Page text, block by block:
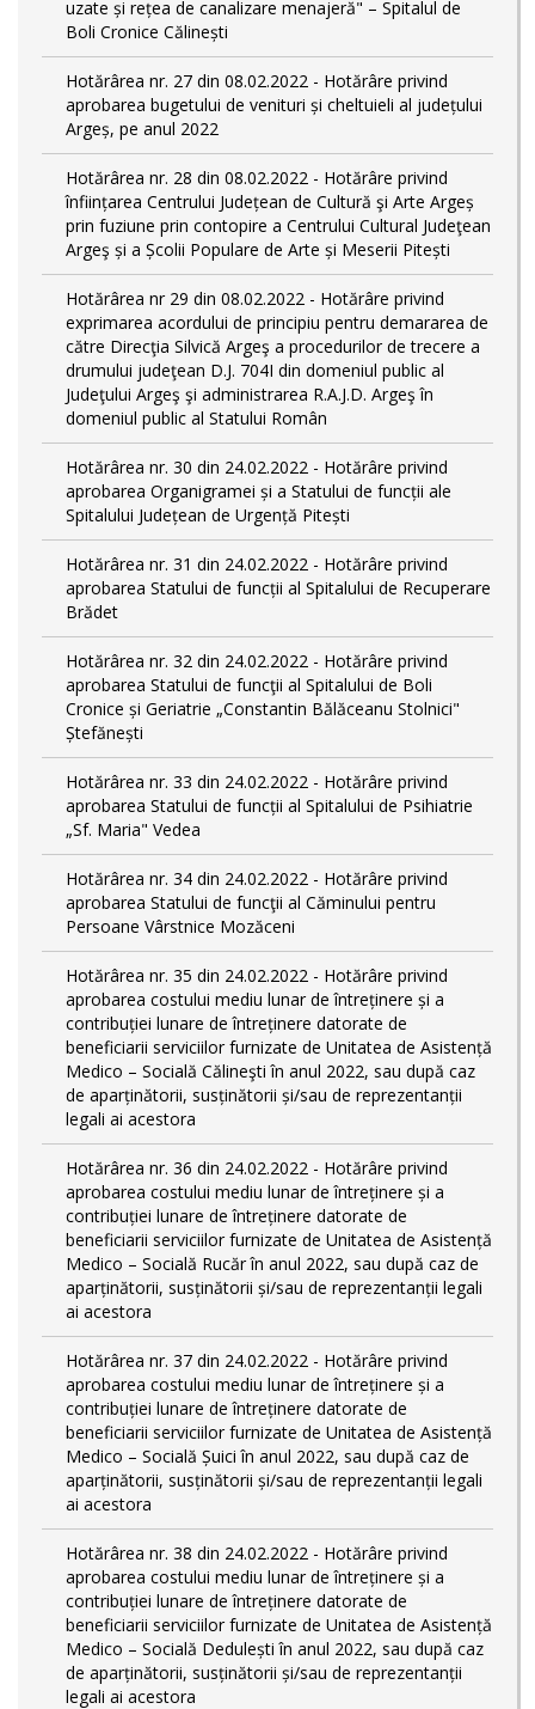
uzate și rețea de canalizare menajeră" – Spitalul de
Boli Cronice Călinești
Hotărârea nr. 27 din 08.02.2022 - Hotărâre privind
aprobarea bugetului de venituri și cheltuieli al județului
Argeș, pe anul 2022
Hotărârea nr. 28 din 08.02.2022 - Hotărâre privind
înființarea Centrului Județean de Cultură şi Arte Argeș
prin fuziune prin contopire a Centrului Cultural Judeţean
Argeş și a Școlii Populare de Arte și Meserii Pitești
Hotărârea nr 29 din 08.02.2022 - Hotărâre privind
exprimarea acordului de principiu pentru demararea de
către Direcţia Silvică Argeş a procedurilor de trecere a
drumului judeţean D.J. 704I din domeniul public al
Judeţului Argeş şi administrarea R.A.J.D. Argeş în
domeniul public al Statului Român
Hotărârea nr. 30 din 24.02.2022 - Hotărâre privind
aprobarea Organigramei și a Statului de funcții ale
Spitalului Județean de Urgență Pitești
Hotărârea nr. 31 din 24.02.2022 - Hotărâre privind
aprobarea Statului de funcții al Spitalului de Recuperare
Brădet
Hotărârea nr. 32 din 24.02.2022 - Hotărâre privind
aprobarea Statului de funcţii al Spitalului de Boli
Cronice și Geriatrie „Constantin Bălăceanu Stolnici"
Ștefănești
Hotărârea nr. 33 din 24.02.2022 - Hotărâre privind
aprobarea Statului de funcții al Spitalului de Psihiatrie
„Sf. Maria" Vedea
Hotărârea nr. 34 din 24.02.2022 - Hotărâre privind
aprobarea Statului de funcţii al Căminului pentru
Persoane Vârstnice Mozăceni
Hotărârea nr. 35 din 24.02.2022 - Hotărâre privind
aprobarea costului mediu lunar de întreținere și a
contribuției lunare de întreținere datorate de
beneficiarii serviciilor furnizate de Unitatea de Asistență
Medico – Socială Călineşti în anul 2022, sau după caz
de aparținătorii, susținătorii și/sau de reprezentanții
legali ai acestora
Hotărârea nr. 36 din 24.02.2022 - Hotărâre privind
aprobarea costului mediu lunar de întreținere și a
contribuției lunare de întreținere datorate de
beneficiarii serviciilor furnizate de Unitatea de Asistență
Medico – Socială Rucăr în anul 2022, sau după caz de
aparținătorii, susținătorii și/sau de reprezentanții legali
ai acestora
Hotărârea nr. 37 din 24.02.2022 - Hotărâre privind
aprobarea costului mediu lunar de întreținere și a
contribuției lunare de întreținere datorate de
beneficiarii serviciilor furnizate de Unitatea de Asistență
Medico – Socială Șuici în anul 2022, sau după caz de
aparținătorii, susținătorii și/sau de reprezentanții legali
ai acestora
Hotărârea nr. 38 din 24.02.2022 - Hotărâre privind
aprobarea costului mediu lunar de întreținere și a
contribuției lunare de întreținere datorate de
beneficiarii serviciilor furnizate de Unitatea de Asistență
Medico – Socială Dedulești în anul 2022, sau după caz
de aparținătorii, susținătorii și/sau de reprezentanții
legali ai acestora